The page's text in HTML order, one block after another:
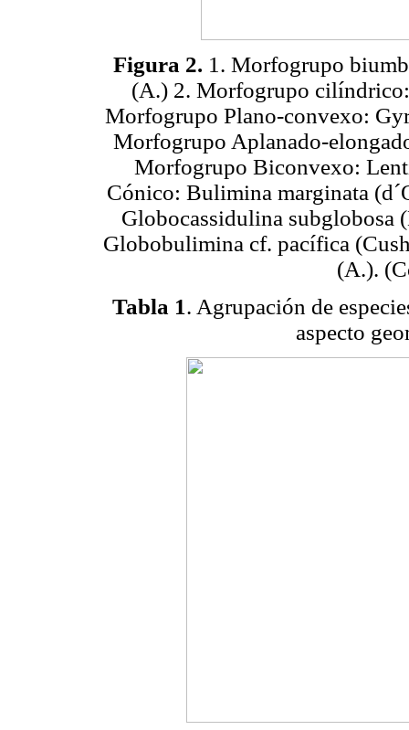
Figura 2. 1. Morfogrupo
(A.) 2. Morfogrupo
Morfogrupo Plano-convexo:
Morfogrupo Aplanado-
Morfogrupo Biconvexo:
Cónico: Bulimina marginata
Globocassidulina
Globobulimina cf. pacífica
(A.).
Tabla 1. Agrupación de
aspecto